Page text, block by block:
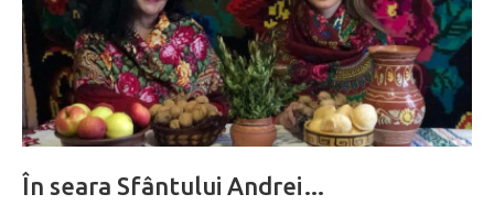
În seara Sfântului Andrei…